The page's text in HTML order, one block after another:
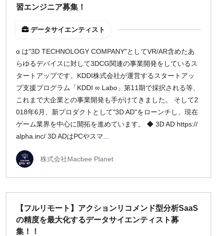
習エンジニア募集！
データサイエンティスト
α は"3D TECHNOLOGY COMPANY"としてVR/AR含めたあ
らゆるデバイスに対して3DCG関連の事業開発をしているス
タートアップです。KDDI株式会社が運営するスタートアッ
プ支援プログラム「KDDI ∞ Labo」第11期で採択される等、
これまで大企業との事業開発も手がけてきました。 そして2
018年6月、新プロダクトとして"3D AD"をローンチし、現在
ゲーム業界を中心に開拓を進めています。 ◆ 3D AD https://
alpha.inc/ 3D ADはPCやスマ...
株式会社Macbee Planet
【フルリモート】アクションリコメンド型分析SaaS
の精度を最大化するデータサイエンティスト募
集！！